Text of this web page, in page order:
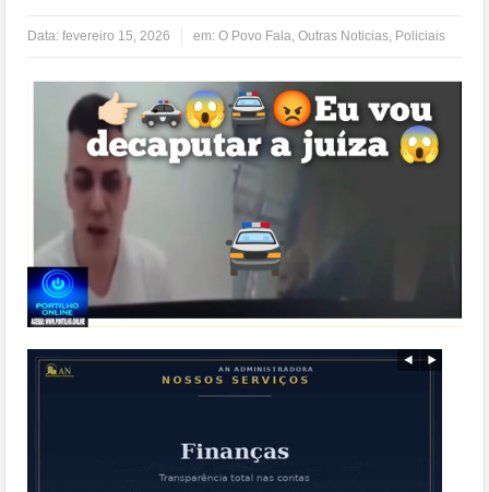
Data:fevereiro 15, 2026 em:O Povo Fala,Outras Noticias, Policiais